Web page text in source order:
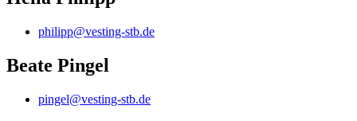
philipp@vesting-stb.de
Beate Pingel
pingel@vesting-stb.de